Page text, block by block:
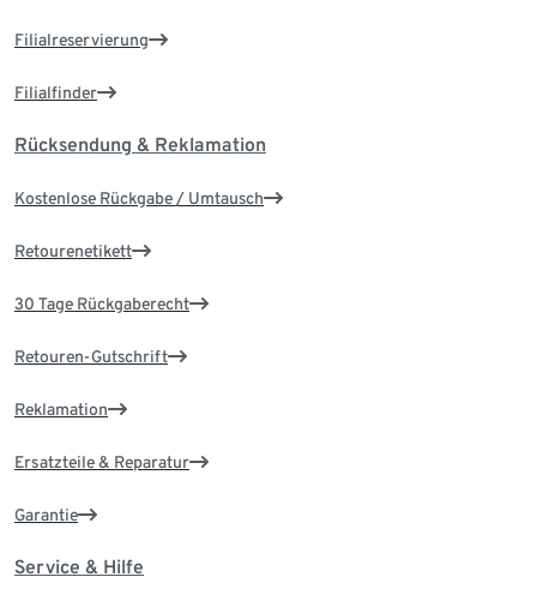
Filialreservierung
Filialfinder
Rücksendung & Reklamation
Kostenlose Rückgabe / Umtausch
Retourenetikett
30 Tage Rückgaberecht
Retouren-Gutschrift
Reklamation
Ersatzteile & Reparatur
Garantie
Service & Hilfe